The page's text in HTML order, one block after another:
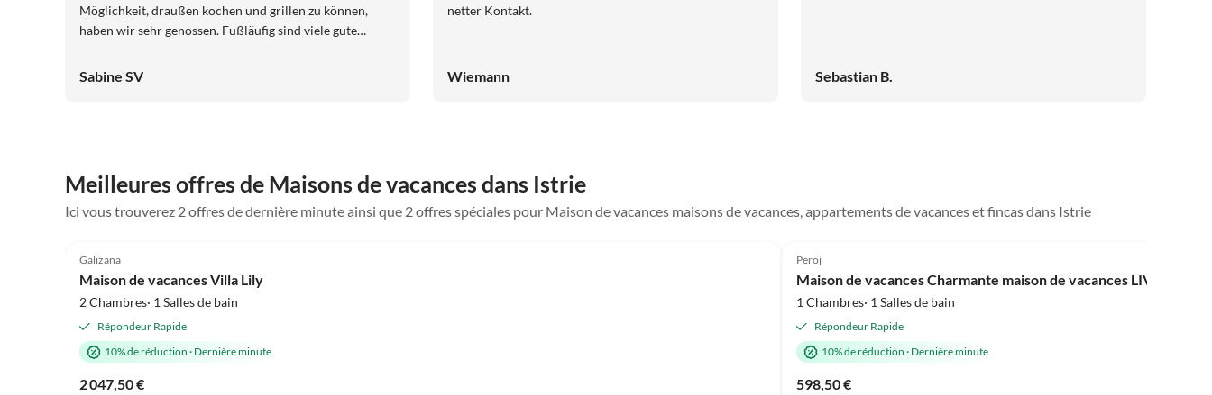
Möglichkeit, draußen kochen und grillen zu können,
haben wir sehr genossen. Fußläufig sind viele gute
verkehrsberuhigt in der Nähe der Kirche. Der Strand ist
Sabine SV
netter Kontakt.
Wiemann Sebastian B.
Meilleures offres de Maisons de vacances dans Istrie
Ici vous trouverez 2 offres de dernière minute ainsi que 2 offres spéciales pour Maison de vacances maisons de vacances, appartements de vacances et fincas dans Istrie
Galizana
Maison de vacances Villa Lily
2 Chambres· 1 Salles de bain
Répondeur Rapide
10% de réduction · Dernière minute
2 047,50 €
Peroj
Maison de vacances Charmante maison de vacances LIVIA avec
1 Chambres· 1 Salles de bain
Répondeur Rapide
10% de réduction · Dernière minute
598,50 €